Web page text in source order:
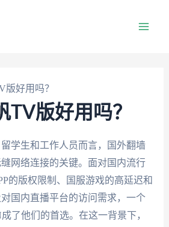
版好用吗？
TV版好用吗？
学生和工作人员而言，国外翻墙
网络连接的关键。面对国内流行
的版权限制、国服游戏的高延迟和
国内直播平台的访问需求，一个
了他们的首选。在这一背景下，